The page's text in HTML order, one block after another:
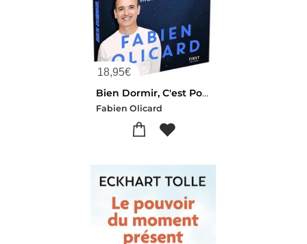
18,95€
Bien Dormir, C'est Possible, Meme Pour Vous !
Fabien Olicard